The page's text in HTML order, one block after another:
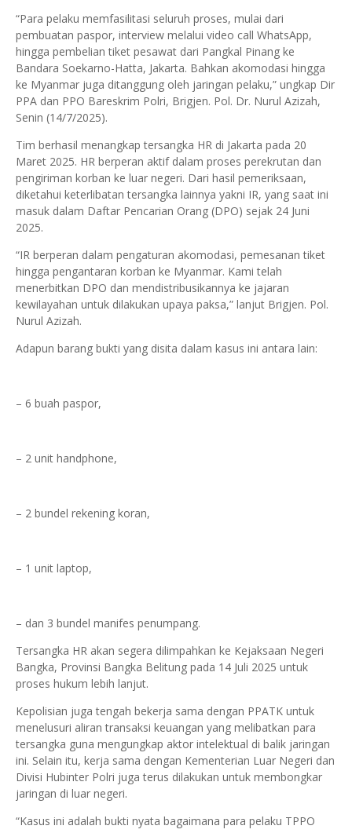
“Para pelaku memfasilitasi seluruh proses, mulai dari
pembuatan paspor, interview melalui video call WhatsApp,
hingga pembelian tiket pesawat dari Pangkal Pinang ke
Bandara Soekarno-Hatta, Jakarta. Bahkan akomodasi hingga
ke Myanmar juga ditanggung oleh jaringan pelaku,” ungkap Dir
PPA dan PPO Bareskrim Polri, Brigjen. Pol. Dr. Nurul Azizah,
Senin (14/7/2025).
Tim berhasil menangkap tersangka HR di Jakarta pada 20
Maret 2025. HR berperan aktif dalam proses perekrutan dan
pengiriman korban ke luar negeri. Dari hasil pemeriksaan,
diketahui keterlibatan tersangka lainnya yakni IR, yang saat ini
masuk dalam Daftar Pencarian Orang (DPO) sejak 24 Juni
2025.
“IR berperan dalam pengaturan akomodasi, pemesanan tiket
hingga pengantaran korban ke Myanmar. Kami telah
menerbitkan DPO dan mendistribusikannya ke jajaran
kewilayahan untuk dilakukan upaya paksa,” lanjut Brigjen. Pol.
Nurul Azizah.
Adapun barang bukti yang disita dalam kasus ini antara lain:
– 6 buah paspor,
– 2 unit handphone,
– 2 bundel rekening koran,
– 1 unit laptop,
– dan 3 bundel manifes penumpang.
Tersangka HR akan segera dilimpahkan ke Kejaksaan Negeri
Bangka, Provinsi Bangka Belitung pada 14 Juli 2025 untuk
proses hukum lebih lanjut.
Kepolisian juga tengah bekerja sama dengan PPATK untuk
menelusuri aliran transaksi keuangan yang melibatkan para
tersangka guna mengungkap aktor intelektual di balik jaringan
ini. Selain itu, kerja sama dengan Kementerian Luar Negeri dan
Divisi Hubinter Polri juga terus dilakukan untuk membongkar
jaringan di luar negeri.
“Kasus ini adalah bukti nyata bagaimana para pelaku TPPO